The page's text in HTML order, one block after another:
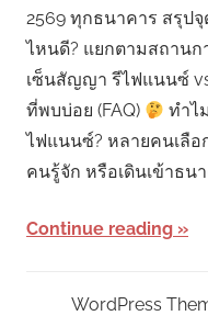
2569 ทุกธนาคาร สรุป
ไหนดี? แยกตามสถาน
เซ็นสัญญา รีไฟแนนซ์
ที่พบบ่อย (FAQ)
ทำไ
ไฟแนนซ์? หลายคนเลื
คนรู้จัก หรือเดินเข้าธน
Continue reading
WordPress